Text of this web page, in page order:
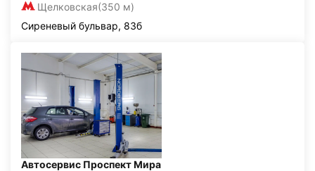
Щелковская(350 м)
Сиреневый бульвар, 83б
Автосервис Проспект Мира